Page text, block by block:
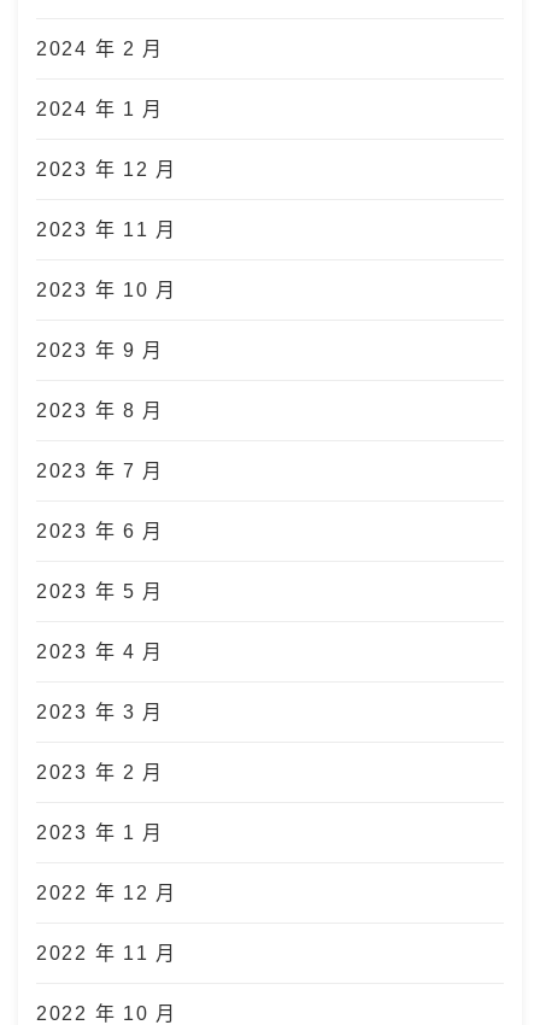
2024 年 2 月
2024 年 1 月
2023 年 12 月
2023 年 11 月
2023 年 10 月
2023 年 9 月
2023 年 8 月
2023 年 7 月
2023 年 6 月
2023 年 5 月
2023 年 4 月
2023 年 3 月
2023 年 2 月
2023 年 1 月
2022 年 12 月
2022 年 11 月
2022 年 10 月